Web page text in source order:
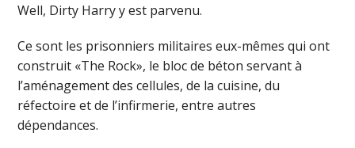
Well, Dirty Harry y est parvenu.
Ce sont les prisonniers militaires eux-mêmes qui ont
construit «The Rock», le bloc de béton servant à
l’aménagement des cellules, de la cuisine, du
réfectoire et de l’infirmerie, entre autres
dépendances.